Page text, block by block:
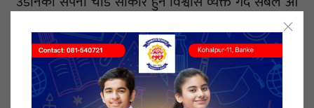
आफ्तो तहबाट पहल गर्नु पर्नेमा जोड दिनुभयो ।यस्तै अध्यक्ष
ढकालले पर्यटन पूर्वाधारमा राज्यको ठूलो लगानी भइसकको
अवस्थामा निर्माण भएका विमानस्थलहरुको प्रभावकारी
सञ्चालन आवश्यक रहेको समेत बताउनु भयो ।